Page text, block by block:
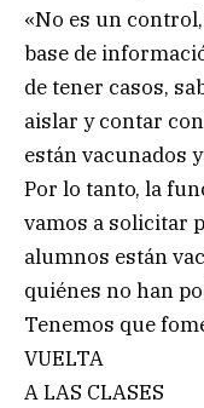
«No es un
base de
de tener casos,
aislar y contar
están vacunados
Por lo tanto, la
vamos a solicitar
alumnos están
quiénes no han
Tenemos que
VUELTA
A LAS CLASES